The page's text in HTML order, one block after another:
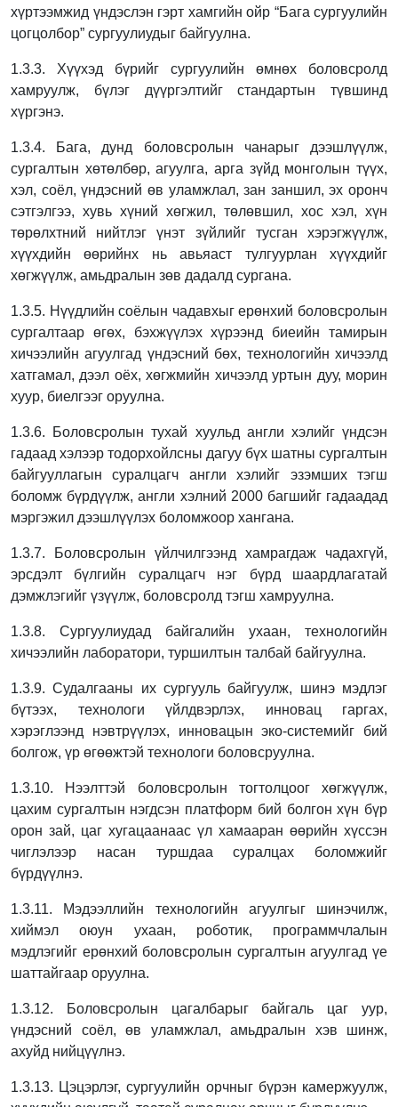
хүртээмжид үндэслэн гэрт хамгийн ойр “Бага сургуулийн
цогцолбор” сургуулиудыг байгуулна.
1.3.3. Хүүхэд бүрийг сургуулийн өмнөх боловсролд
хамруулж, бүлэг дүүргэлтийгстандартын түвшинд
хүргэнэ.
1.3.4. Бага, дунд боловсролын чанарыг дээшлүүлж,
сургалтын хөтөлбөр, агуулга, арга зүйд монголын түүх,
хэл, соёл, үндэсний өв уламжлал, зан заншил, эх оронч
сэтгэлгээ, хувь хүний хөгжил, төлөвшил, хос хэл, хүн
төрөлхтний нийтлэг үнэт зүйлийг тусган хэрэгжүүлж,
хүүхдийн өөрийнх нь авьяаст тулгуурлан хүүхдийг
хөгжүүлж, амьдралын зөв дадалд сургана.
1.3.5. Нүүдлийн соёлын чадавхыг ерөнхий боловсролын
сургалтаар өгөх, бэхжүүлэххүрээнд биеийн тамирын
хичээлийн агуулгад үндэсний бөх, технологийн хичээлд
хатгамал, дээл оёх, хөгжмийн хичээлд уртын дуу, морин
хуур, биелгээг оруулна.
1.3.6. Боловсролын тухай хуульд англи хэлийг үндсэн
гадаад хэлээр тодорхойлсны дагуу бүх шатны сургалтын
байгууллагын суралцагч англи хэлийг эзэмших тэгш
боломж бүрдүүлж, англи хэлний 2000 багшийг гадаадад
мэргэжил дээшлүүлэх боломжоор хангана.
1.3.7. Боловсролын үйлчилгээнд хамрагдаж чадахгүй,
эрсдэлт бүлгийн суралцагч нэг бүрд шаардлагатай
дэмжлэгийг үзүүлж, боловсролд тэгш хамруулна.
1.3.8. Сургуулиудад байгалийн ухаан, технологийн
хичээлийн лаборатори, туршилтын талбай байгуулна.
1.3.9. Судалгааны их сургууль байгуулж, шинэ мэдлэг
бүтээх, технологи үйлдвэрлэх, инновац гаргах,
хэрэглээнд нэвтрүүлэх, инновацын эко-системийг бий
болгож, үр өгөөжтэй технологи боловсруулна.
1.3.10. Нээлттэй боловсролын тогтолцоог хөгжүүлж,
цахим сургалтын нэгдсэн платформ бий болгон хүн бүр
орон зай, цаг хугацаанаас үл хамааран өөрийн хүссэн
чиглэлээр насан туршдаа суралцах боломжийг
бүрдүүлнэ.
1.3.11. Мэдээллийн технологийн агуулгыг шинэчилж,
хиймэл оюун ухаан, роботик, программчлалын
мэдлэгийг ерөнхий боловсролын сургалтын агуулгад үе
шаттайгаар оруулна.
1.3.12. Боловсролын цагалбарыг байгаль цаг уур,
үндэсний соёл, өв уламжлал, амьдралын хэв шинж,
ахуйд нийцүүлнэ.
1.3.13. Цэцэрлэг, сургуулийн орчныг бүрэн камержуулж,